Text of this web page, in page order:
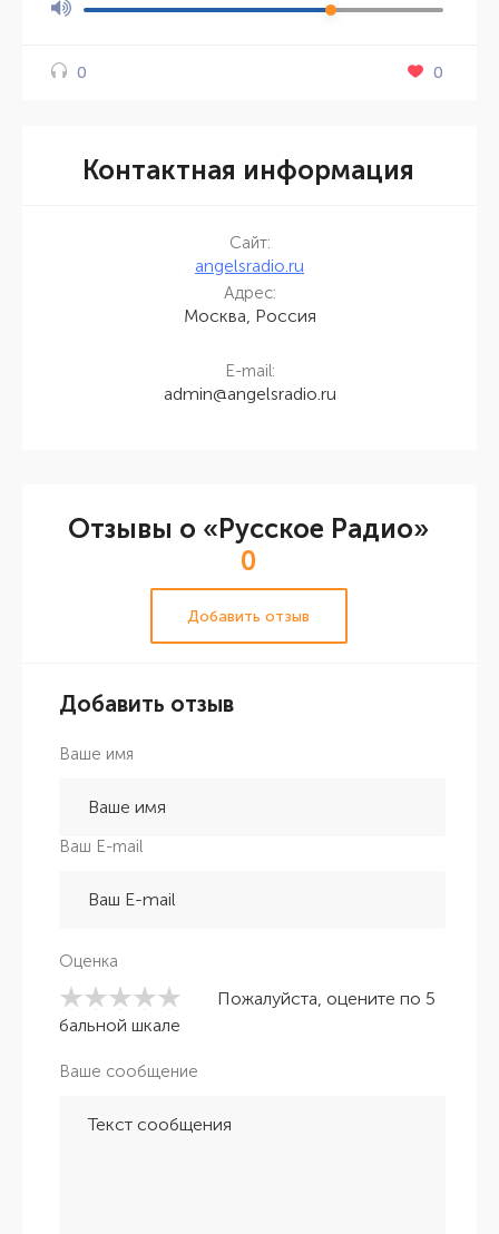
0 0
Контактная информация
Сайт:
angelsradio.ru
Адрес:
Москва, Россия
E-mail:
admin@angelsradio.ru
Отзывы о «Русское Радио»
0
Добавить отзыв
Добавить отзыв
Ваше имя
Ваш E-mail
Оценка
Пожалуйста, оцените по 5
бальной шкале
Ваше сообщение